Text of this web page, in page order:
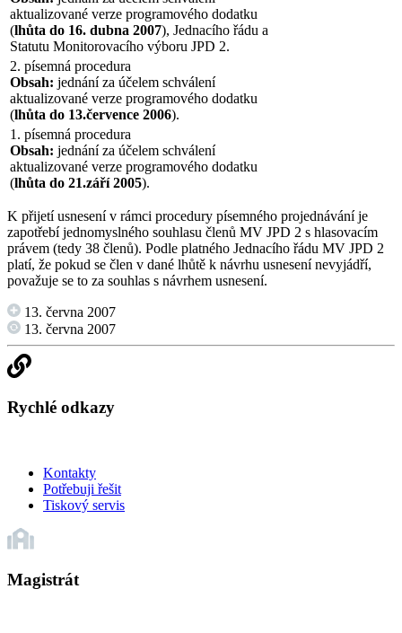
aktualizované verze programového dodatku
(lhůta do 16. dubna 2007), Jednacího řádu a
Statutu Monitorovacího výboru JPD 2.
2. písemná procedura
Obsah: jednání za účelem schválení
aktualizované verze programového dodatku
(lhůta do 13.července 2006).
1. písemná procedura
Obsah: jednání za účelem schválení
aktualizované verze programového dodatku
(lhůta do 21.září 2005).
K přijetí usnesení v rámci procedury písemného projednávání je
zapotřebí jednomyslného souhlasu členů MV JPD 2 s hlasovacím
právem (tedy 38 členů). Podle platného Jednacího řádu MV JPD 2
platí, že pokud se člen v dané lhůtě k návrhu usnesení nevyjádří,
považuje se to za souhlas s návrhem usnesení.
13. června 2007
13. června 2007
Rychlé odkazy
Kontakty
Potřebuji řešit
Tiskový servis
Magistrát